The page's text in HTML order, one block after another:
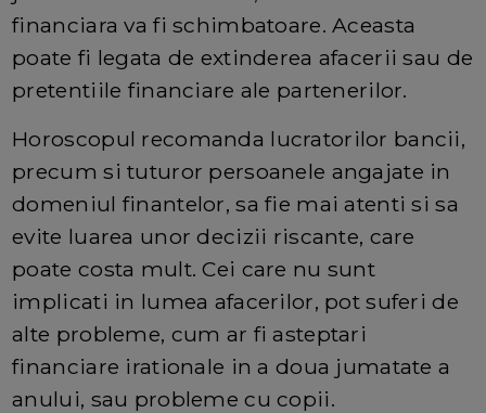
financiara va fi schimbatoare. Aceasta
poate fi legata de extinderea afacerii sau de
pretentiile financiare ale partenerilor.
Horoscopul recomanda lucratorilor bancii,
precum si tuturor persoanele angajate in
domeniul finantelor, sa fie mai atenti si sa
evite luarea unor decizii riscante, care
poate costa mult. Cei care nu sunt
implicati in lumea afacerilor, pot suferi de
alte probleme, cum ar fi asteptari
financiare irationale in a doua jumatate a
anului, sau probleme cu copii.